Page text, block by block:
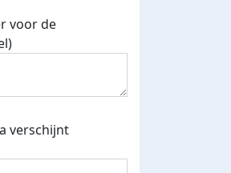
voor de
verschijnt